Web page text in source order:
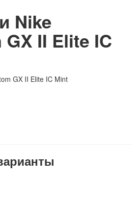
Nike
II Elite IC
GX II Elite IC Mint